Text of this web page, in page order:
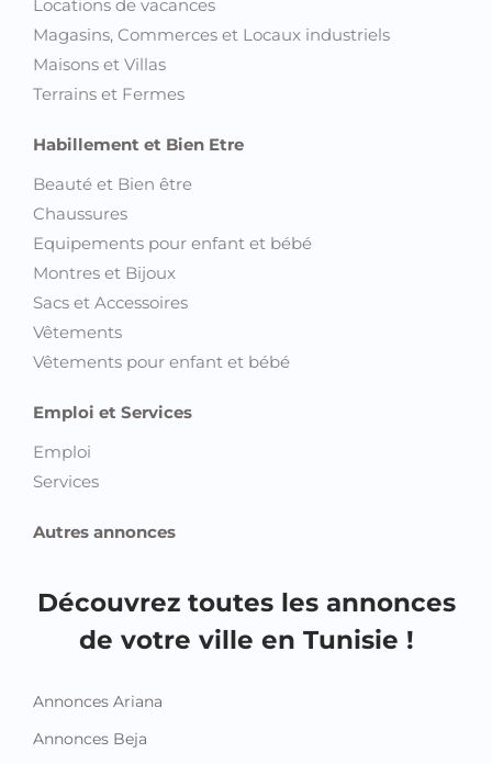
Locations de vacances
Magasins, Commerces et Locaux industriels
Maisons et Villas
Terrains et Fermes
Habillement et Bien Etre
Beauté et Bien être
Chaussures
Equipements pour enfant et bébé
Montres et Bijoux
Sacs et Accessoires
Vêtements
Vêtements pour enfant et bébé
Emploi et Services
Emploi
Services
Autres annonces
Découvrez toutes les annonces
de votre ville en Tunisie !
Annonces Ariana
Annonces Beja